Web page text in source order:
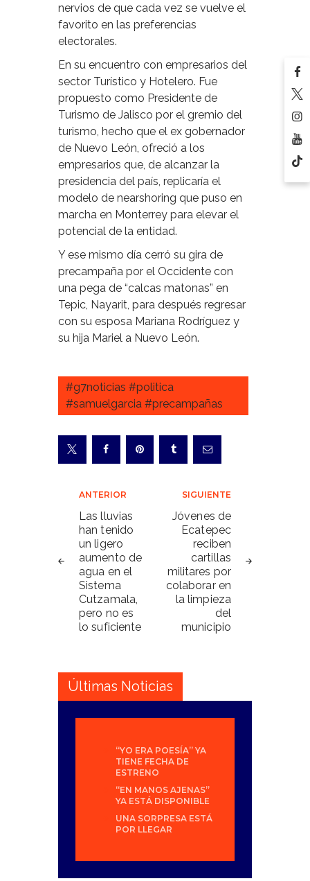
nervios de que cada vez se vuelve el
favorito en las preferencias
electorales.
En su encuentro con empresarios del
sector Turístico y Hotelero. Fue
propuesto como Presidente de
Turismo de Jalisco por el gremio del
turismo, hecho que el ex gobernador
de Nuevo León, ofreció a los
empresarios que, de alcanzar la
presidencia del país, replicaría el
modelo de nearshoring que puso en
marcha en Monterrey para elevar el
potencial de la entidad.
Y ese mismo día cerró su gira de
precampaña por el Occidente con
una pega de “calcas matonas” en
Tepic, Nayarit, para después regresar
con su esposa Mariana Rodríguez y
su hija Mariel a Nuevo León.
#g7noticias #politica
#samuelgarcia #precampañas
Navegación
de
entradas
ANTERIOR
Las lluvias
han tenido
un ligero
aumento de
agua en el
Sistema
Cutzamala,
pero no es
lo suficiente
SIGUIENTE
Jóvenes de
Ecatepec
reciben
cartillas
militares por
colaborar en
la limpieza
del
municipio
Últimas Noticias
“YO ERA POESÍA” YA
TIENE FECHA DE
ESTRENO
“EN MANOS AJENAS”
YA ESTÁ DISPONIBLE
UNA SORPRESA ESTÁ
POR LLEGAR